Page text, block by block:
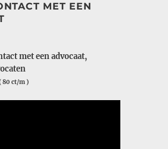
MET EEN
met een advocaat,
80 ct/m )